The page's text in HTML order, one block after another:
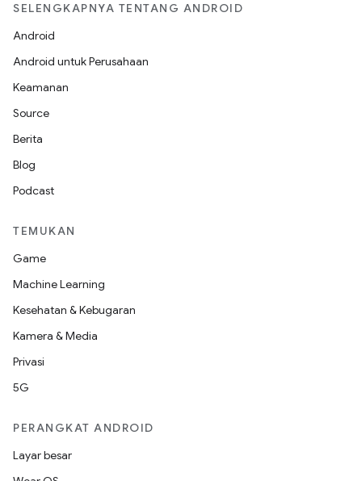
SELENGKAPNYA TENTANG ANDROID
Android
Android untuk Perusahaan
Keamanan
Source
Berita
Blog
Podcast
TEMUKAN
Game
Machine Learning
Kesehatan & Kebugaran
Kamera & Media
Privasi
5G
PERANGKAT ANDROID
Layar besar